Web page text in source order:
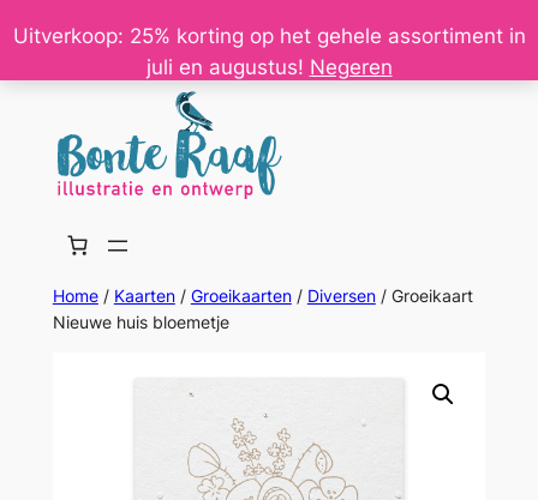
Uitverkoop: 25% korting op het gehele assortiment in
juli en augustus! Negeren
Ga
de
Home/ Kaarten/ Groeikaarten/ Diversen/ Groeikaart
Nieuwe huis bloemetje